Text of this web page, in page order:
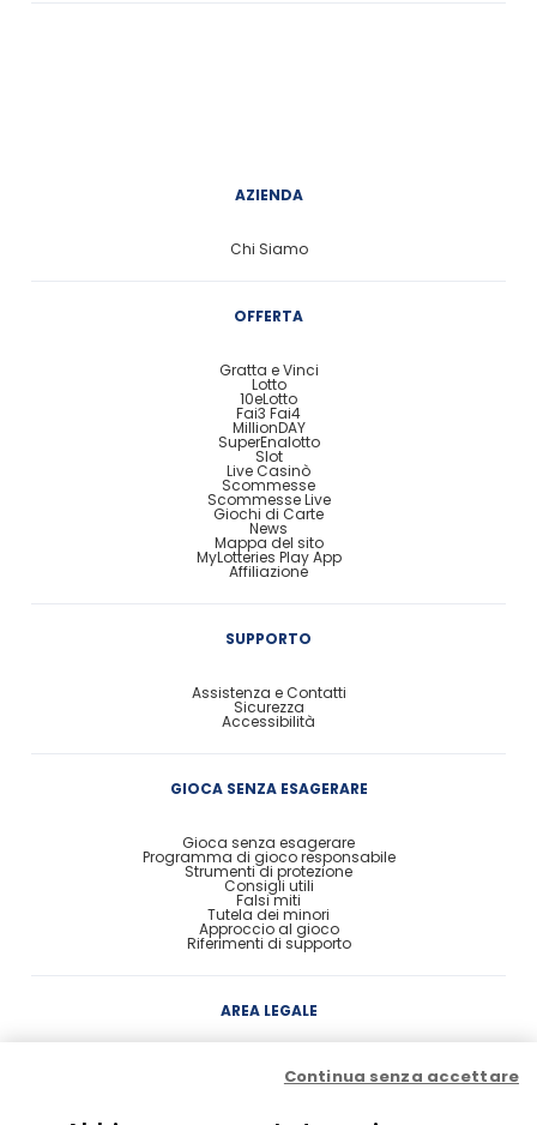
AZIENDA
Chi Siamo
OFFERTA
Gratta e Vinci
Lotto
10eLotto
Fai3 Fai4
MillionDAY
SuperEnalotto
Slot
Live Casinò
Scommesse
Scommesse Live
Giochi di Carte
News
Mappa del sito
MyLotteries Play App
Affiliazione
SUPPORTO
Assistenza e Contatti
Sicurezza
Accessibilità
GIOCA SENZA ESAGERARE
Gioca senza esagerare
Programma di gioco responsabile
Strumenti di protezione
Consigli utili
Falsi miti
Tutela dei minori
Approccio al gioco
Riferimenti di supporto
AREA LEGALE
Contratto di Conto GiocoContinua senza accettare